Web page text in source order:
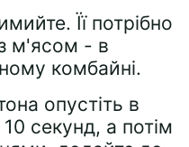
Її потрібно
м'ясом - в
комбайні.
опустіть в
секунд, а потім